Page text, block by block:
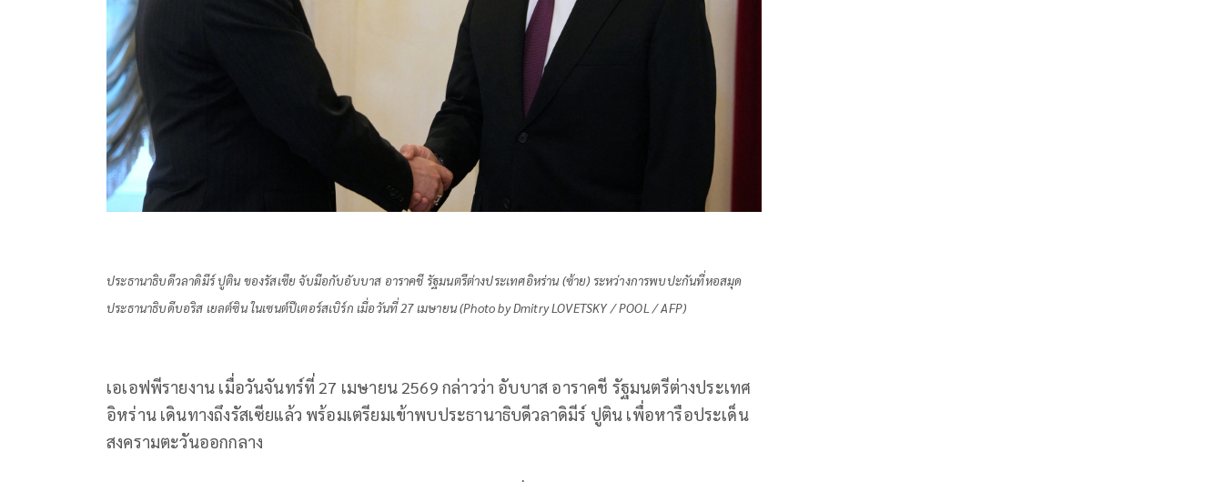
ประธานาธิบดีวลาดิมีร์ ปูติน ของรัสเซีย จับมือกับอับบาส อาราคชี รัฐมนตรีต่างประเทศอิหร่าน (ซ้าย) ระหว่างการพบปะกันที่หอสมุด
ประธานาธิบดีบอริส เยลต์ซิน ในเซนต์ปีเตอร์สเบิร์ก เมื่อวันที่ 27 เมษายน (Photo by Dmitry LOVETSKY / POOL / AFP)
เอเอฟพีรายงาน เมื่อวันจันทร์ที่ 27 เมษายน 2569 กล่าวว่า อับบาส อาราคชี รัฐมนตรีต่างประเทศ
อิหร่าน เดินทางถึงรัสเซียแล้ว พร้อมเตรียมเข้าพบประธานาธิบดีวลาดิมีร์ ปูติน เพื่อหารือประเด็น
สงครามตะวันออกกลาง